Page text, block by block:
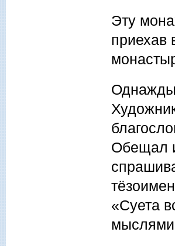
Эту
приехав
Однажды
Обещал
«Суета
мыслями